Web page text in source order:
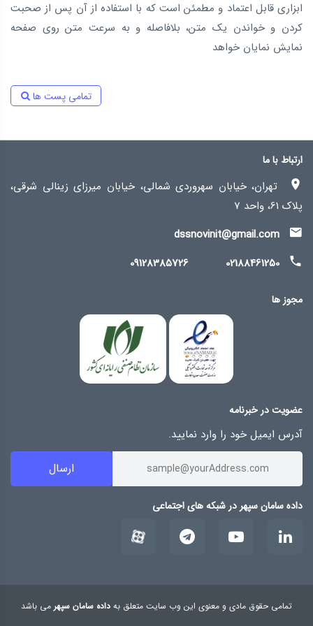
صحبت
صفحه
قدرتمند در زمینه مدیریت ارتباط با مجموعه درون سازمان
ها و پیگیری های زمانبندی شده مربوط به کارها می باشد .
تمامی پست ها
ارتباط با ما
تهران، خیابان سهروردی شمالی، خیابان میرزای زینالی شرقی،
پلاک 61، واحد 7
dssnovinit@gmail.com
02188461250
09128385726
مجوز ها
عضویت در خبرنامه
آدرس ایمیل خود را وارد نمایید.
ارسال
داده سامان سپهر در شبکه های اجتماعی
تمامی حقوق مادی و معنوی این وب ‌سایت متعلق به‌ داده سامان سپهر می‌ باشد